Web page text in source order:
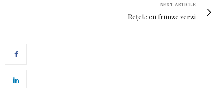
NEXT ARTICLE
Rețete cu frunze verzi